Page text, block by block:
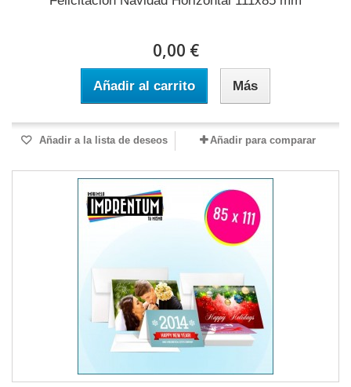
0,00 €
Añadir al carrito Más
Añadir a la lista de deseos Añadir para comparar